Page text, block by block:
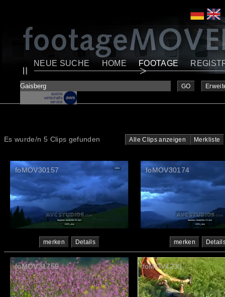
NEUE SUCHE HOME FOOTAGE
GO
Es wurde/n 5 Clips gefunden Alle Clips anzeigen Merkliste
foMOV30157
merken Details
foMOV30174
merken
foMOV31759 foMOV4233